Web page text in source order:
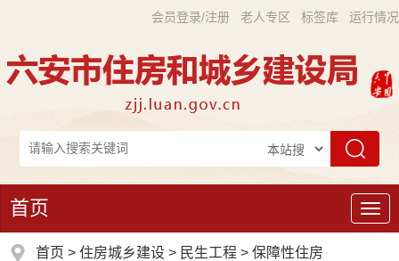
会员登录/注册 老人专区 标签库 运行情况
导
航
首页
首页 > 住房城乡建设 > 民生工程 > 保障性住房